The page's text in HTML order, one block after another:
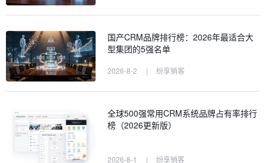
国产CRM品牌排行榜：2026年最适合大
型集团的5强名单
2026-8-2 | 纷享销客
全球500强常用CRM系统品牌占有率排行
榜（2026更新版）
2026-8-1 | 纷享销客